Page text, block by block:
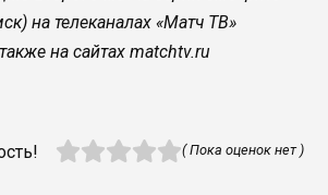
на телеканалах «Матч ТВ»
на сайтах matchtv.ru
( Пока оценок нет )